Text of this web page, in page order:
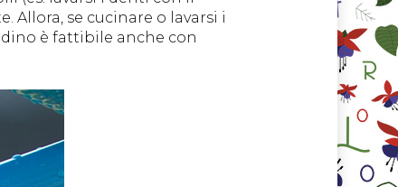
Allora, se cucinare o lavarsi i
è fattibile anche con